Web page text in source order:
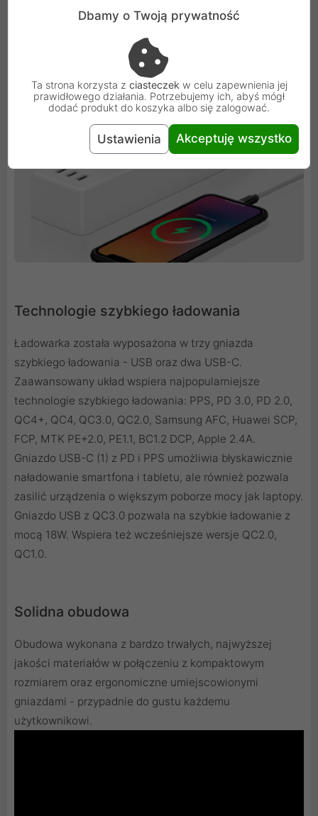
Technologie szybkiego ładowania
Ładowarka została wyposażona w trzy gniazda
szybkiego ładowania - USB oraz dwa USB-C.
Zaawansowany układ wspiera najpopularniejsze
technologie szybkiego ładowania: PPS, PD 3.0, PD 2.0,
QC4+, QC4, QC3.0, QC2.0, Samsung AFC, Huawei SCP,
FCP, MTK PE+2.0, PE1.1, BC1.2 DCP, Apple 2.4A.
Gniazdo USB-C (1) z PD i PPS umożliwia błyskawicznie
naładowanie smartfona i tabletu, ale również pozwala
zasilić urządzenia o większym poborze mocy jak laptopy.
Gniazdo USB z QC3.0 pozwala na szybkie ładowanie z
mocą 18W. Wspiera też wcześniejsze wersje QC2.0,
QC1.0.
Solidna obudowa
Obudowa wykonana z bardzo trwałych, najwyższej
jakości materiałów w połączeniu z kompaktowym
rozmiarem oraz ergonomiczne umiejscowionymi
gniazdami - przypadnie do gustu każdemu
użytkownikowi.
Dbamy o Twoją prywatność
Ta strona korzysta z ciasteczek w celu zapewnienia jej
prawidłowego działania. Potrzebujemy ich, abyś mógł
dodać produkt do koszyka albo się zalogować.
Ustawienia Akceptuję wszystko